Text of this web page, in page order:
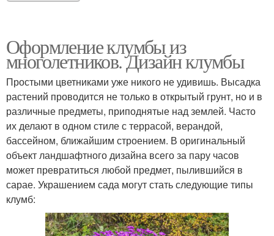
Оформление клумбы из
многолетников. Дизайн клумбы
Простыми цветниками уже никого не удивишь. Высадка
растений проводится не только в открытый грунт, но и в
различные предметы, приподнятые над землей. Часто
их делают в одном стиле с террасой, верандой,
бассейном, ближайшим строением. В оригинальный
объект ландшафтного дизайна всего за пару часов
может превратиться любой предмет, пылившийся в
сарае. Украшением сада могут стать следующие типы
клумб: